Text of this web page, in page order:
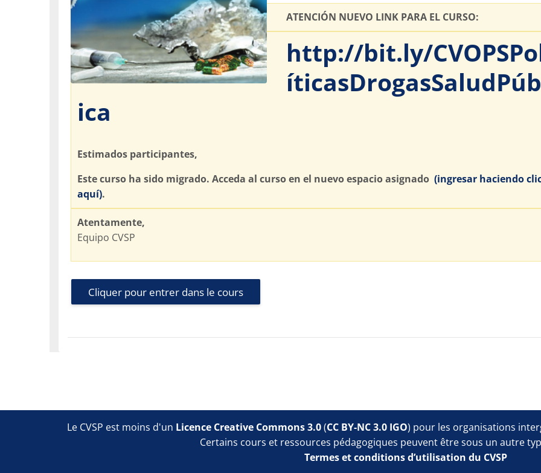
ATENCIÓN NUEVO LINK PARA EL CURSO:
http://bit.ly/
ica
Estimados participantes,
Este curso ha sido migrado. Acceda al curso en el nuevo espacio asignado(ingresar haciendo
aquí).
Atentamente,
Equipo CVSP
Cliquer pour entrer dans le cours
Blocs Blocs Blocs
Le CVSP est moins d'un Licence Creative Commons 3.0(CC BY-NC 3.0 IGO) pour les organisations
Certains cours et ressources pédagogiques peuvent être sous un autre
Termes et conditions d’utilisation du CVSP